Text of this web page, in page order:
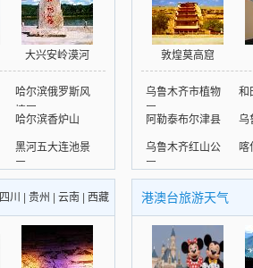
大兴安岭漠河
哈尔滨俄罗斯风
情园
哈尔滨香炉山
黑河五大连池景
区
敦煌莫高窟
乌鲁木齐市植物
和
阿勒泰布尔津县 乌
乌鲁木齐红山公
园
喀
四川 贵州 云南 西藏 港澳台旅游天气